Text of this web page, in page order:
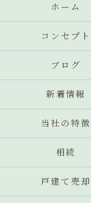
ホーム
コンセプト
ブログ
新着情報
当社の特徴
相続
戸建て売却